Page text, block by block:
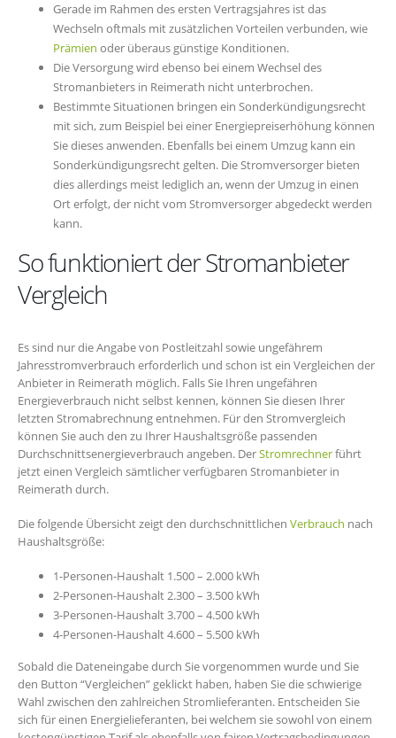
Gerade im Rahmen des ersten Vertragsjahres ist das
Wechseln oftmals mit zusätzlichen Vorteilen verbunden, wie
Prämien oder überaus günstige Konditionen.
Die Versorgung wird ebenso bei einem Wechsel des
Stromanbieters in Reimerath nicht unterbrochen.
Bestimmte Situationen bringen ein Sonderkündigungsrecht
mit sich, zum Beispiel bei einer Energiepreiserhöhung können
Sie dieses anwenden. Ebenfalls bei einem Umzug kann ein
Sonderkündigungsrecht gelten. Die Stromversorger bieten
dies allerdings meist lediglich an, wenn der Umzug in einen
Ort erfolgt, der nicht vom Stromversorger abgedeckt werden
kann.
So funktioniert der Stromanbieter
Vergleich
Es sind nur die Angabe von Postleitzahl sowie ungefährem
Jahresstromverbrauch erforderlich und schon ist ein Vergleichen der
Anbieter in Reimerath möglich. Falls Sie Ihren ungefähren
Energieverbrauch nicht selbst kennen, können Sie diesen Ihrer
letzten Stromabrechnung entnehmen. Für den Stromvergleich
können Sie auch den zu Ihrer Haushaltsgröße passenden
Durchschnittsenergieverbrauch angeben. DerStromrechnerführt
jetzt einen Vergleich sämtlicher verfügbaren Stromanbieter in
Reimerath durch.
Die folgende Übersicht zeigt den durchschnittlichen Verbrauch nach
Haushaltsgröße:
1-Personen-Haushalt 1.500 – 2.000 kWh
2-Personen-Haushalt 2.300 – 3.500 kWh
3-Personen-Haushalt 3.700 – 4.500 kWh
4-Personen-Haushalt 4.600 – 5.500 kWh
Sobald die Dateneingabe durch Sie vorgenommen wurde und Sie
den Button “Vergleichen” geklickt haben, haben Sie die schwierige
Wahl zwischen den zahlreichen Stromlieferanten. Entscheiden Sie
sich für einen Energielieferanten, bei welchem sie sowohl von einem